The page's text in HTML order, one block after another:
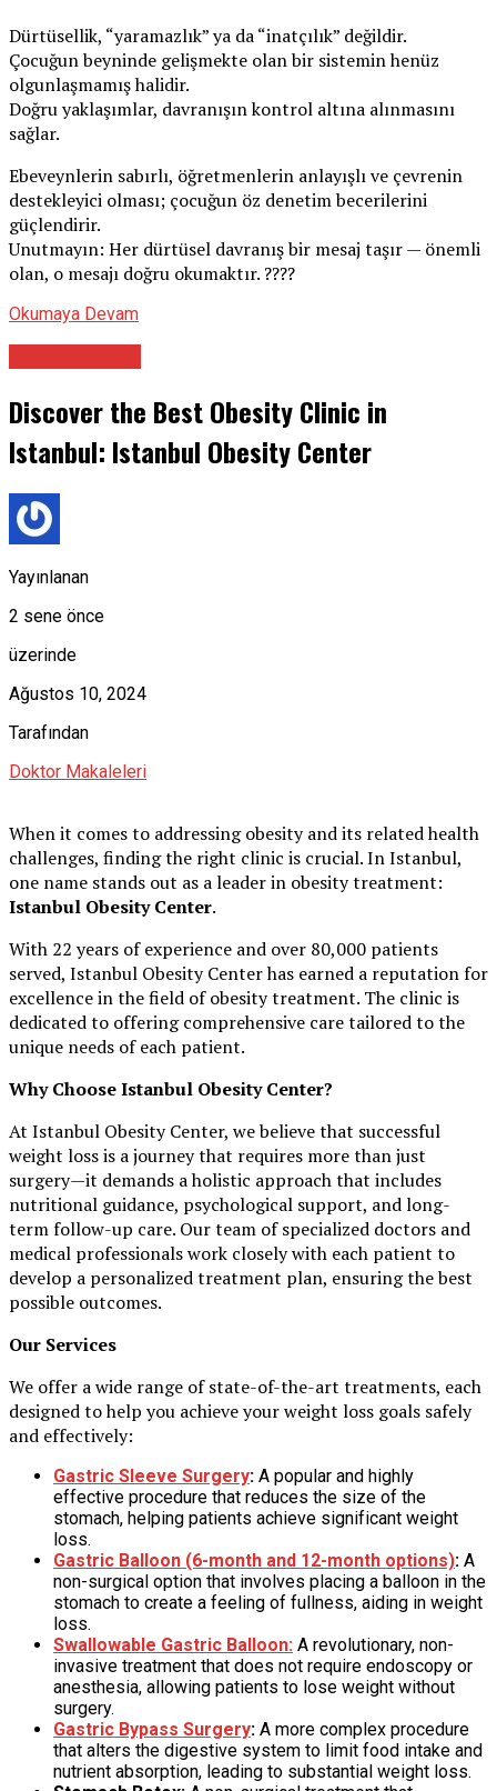
Dürtüsellik, “yaramazlık” ya da “inatçılık” değildir.
Çocuğun beyninde gelişmekte olan bir sistemin henüz
olgunlaşmamış halidir.
Doğru yaklaşımlar, davranışın kontrol altına alınmasını
sağlar.
Ebeveynlerin sabırlı, öğretmenlerin anlayışlı ve çevrenin
destekleyici olması; çocuğun öz denetim becerilerini
güçlendirir.
Unutmayın: Her dürtüsel davranış bir mesaj taşır — önemli
olan, o mesajı doğru okumaktır. ????
Okumaya Devam
Discover the Best Obesity Clinic in
Istanbul: Istanbul Obesity Center
Yayınlanan
2 sene önce
üzerinde
Ağustos 10, 2024
Tarafından
Doktor Makaleleri
When it comes to addressing obesity and its related health
challenges, finding the right clinic is crucial. In Istanbul,
one name stands out as a leader in obesity treatment:
Istanbul Obesity Center.
With 22 years of experience and over 80,000 patients
served, Istanbul Obesity Center has earned a reputation for
excellence in the field of obesity treatment. The clinic is
dedicated to offering comprehensive care tailored to the
unique needs of each patient.
Why Choose Istanbul Obesity Center?
At Istanbul Obesity Center, we believe that successful
weight loss is a journey that requires more than just
surgery—it demands a holistic approach that includes
nutritional guidance, psychological support, and long-
term follow-up care. Our team of specialized doctors and
medical professionals work closely with each patient to
develop a personalized treatment plan, ensuring the best
possible outcomes.
Our Services
We offer a wide range of state-of-the-art treatments, each
designed to help you achieve your weight loss goals safely
and effectively:
Gastric Sleeve Surgery: A popular and highly
effective procedure that reduces the size of the
stomach, helping patients achieve significant weight
loss.
Gastric Balloon (6-month and 12-month options): A
non-surgical option that involves placing a balloon in the
stomach to create a feeling of fullness, aiding in weight
loss.
Swallowable Gastric Balloon: A revolutionary, non-
invasive treatment that does not require endoscopy or
anesthesia, allowing patients to lose weight without
surgery.
Gastric Bypass Surgery: A more complex procedure
that alters the digestive system to limit food intake and
nutrient absorption, leading to substantial weight loss.